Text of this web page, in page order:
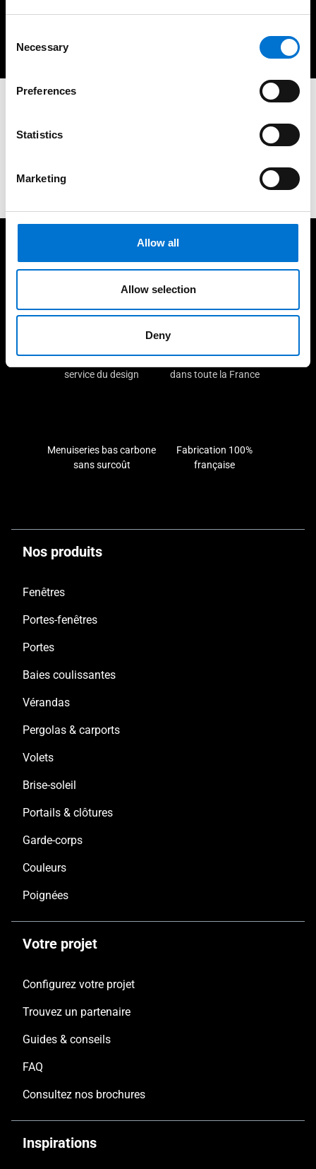
Selection
Necessary
Preferences
Statistics
Marketing
Allow all
Allow selection
Deny
A vos côtés pour vos projets
Depuis plus de 65 ans au
service du design
200 Aluminiers Agréés
dans toute la France
Menuiseries bas carbone
sans surcoût
Fabrication 100%
française
Nos produits
Fenêtres
Portes-fenêtres
Portes
Baies coulissantes
Vérandas
Pergolas & carports
Volets
Brise-soleil
Portails & clôtures
Garde-corps
Couleurs
Poignées
Votre projet
Configurez votre projet
Trouvez un partenaire
Guides & conseils
FAQ
Consultez nos brochures
Inspirations